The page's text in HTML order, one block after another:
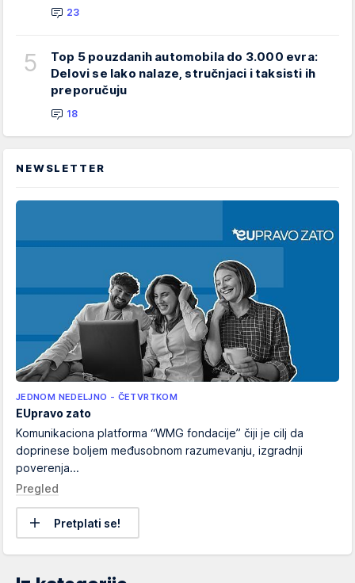
23
5
Top 5 pouzdanih automobila do 3.000 evra:
Delovi se lako nalaze, stručnjaci i taksisti ih
preporučuju
18
NEWSLETTER
JEDNOM NEDELJNO - ČETVRTKOM
EUpravo zato
Komunikaciona platforma “WMG fondacije” čiji je cilj da
doprinese boljem međusobnom razumevanju, izgradnji
poverenja...
Pregled
Pretplati se!